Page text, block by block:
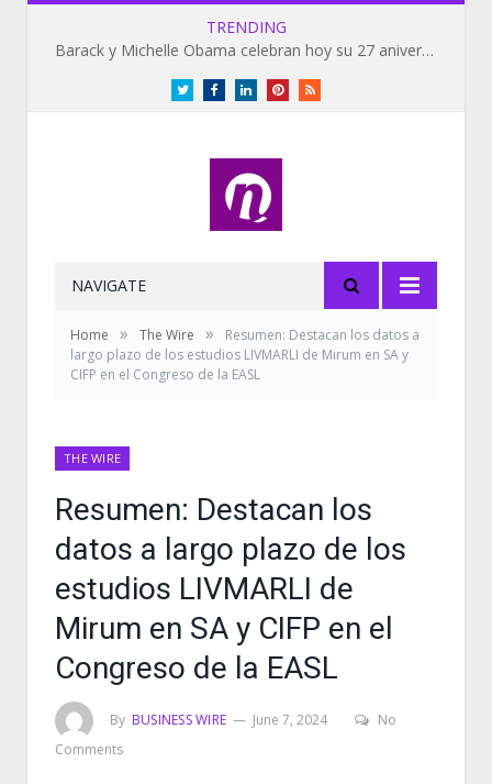
TRENDING
Barack y Michelle Obama celebran hoy su 27 aniversario de bodas
TwitterFacebookLinkedInPinterestRSS
NAVIGATE
Home » The Wire »
Resumen: Destacan los datos a
largo plazo de los estudios LIVMARLI de Mirum en SA y
CIFP en el Congreso de la EASL
THE WIRE
Resumen: Destacan los
datos a largo plazo de los
estudios LIVMARLI de
Mirum en SA y CIFP en el
Congreso de la EASL
By BUSINESS WIRE June 7, 2024
No
Comments